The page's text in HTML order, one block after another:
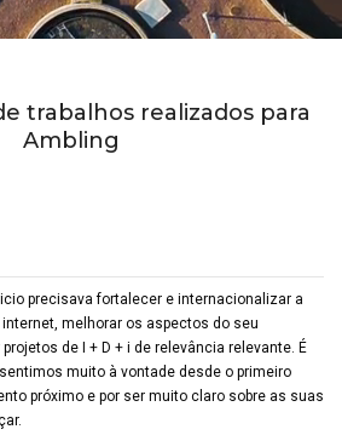
trabalhos realizados para
Ambling
precisava fortalecer e internacionalizar a
melhorar os aspectos do seu
de I + D + i de relevância relevante. É
muito à vontade desde o primeiro
próximo e por ser muito claro sobre as suas